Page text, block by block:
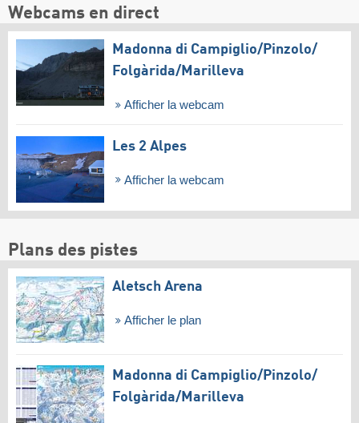
Webcams en direct
Madonna di Campiglio/​Pinzolo/​
Folgàrida/​Marilleva
Afficher la webcam
Les 2 Alpes
Afficher la webcam
Plans des pistes
Aletsch Arena
Afficher le plan
Madonna di Campiglio/​Pinzolo/​
Folgàrida/​Marilleva